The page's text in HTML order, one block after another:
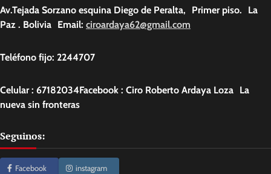
Av.Tejada Sorzano esquina Diego de Peralta, Primer piso. La
Paz . Bolivia Email: ciroardaya62@gmail.com
Teléfono fijo: 2244707
Celular : 67182034Facebook : Ciro Roberto Ardaya Loza La
nueva sin fronteras
Seguinos:
Facebook instagram